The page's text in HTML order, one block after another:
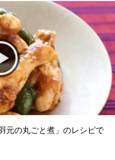
元の丸ごと煮」のレシピで